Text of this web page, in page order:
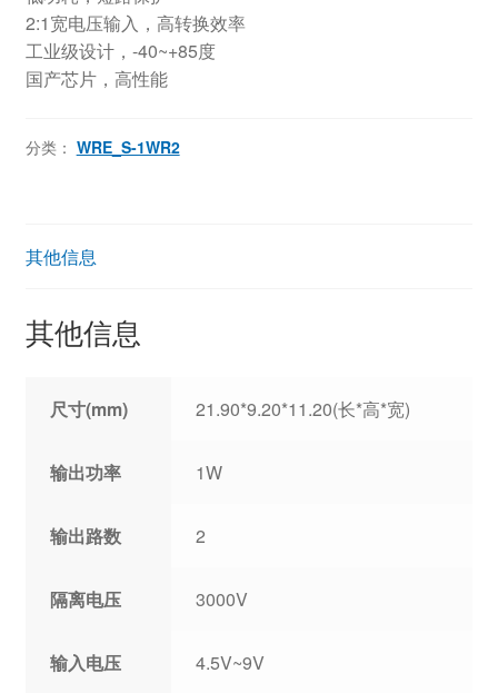
2:1宽电压输入，高转换效率
工业级设计，-40~+85度
国产芯片，高性能
分类： WRE_S-1WR2
其他信息
其他信息
尺寸(mm) 21.90*9.20*11.20(长*高*宽)
输出功率 1W
输出路数 2
隔离电压 3000V
输入电压 4.5V~9V